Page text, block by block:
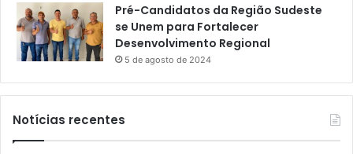
Pré-Candidatos da Região Sudeste
se Unem para Fortalecer
Desenvolvimento Regional
5 de agosto de 2024
Notícias recentes